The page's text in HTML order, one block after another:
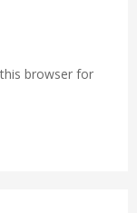
browser for